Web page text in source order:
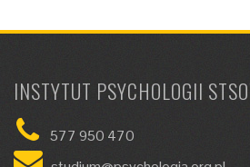
INSTYTUT PSYCHOLOGII
577 950 470